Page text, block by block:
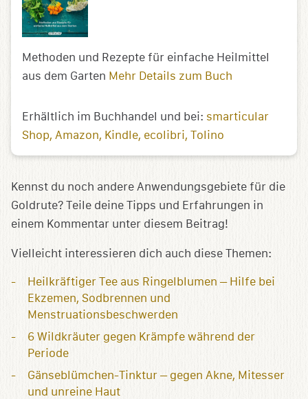
Methoden und Rezepte für einfache Heilmittel
aus dem Garten Mehr Details zum Buch
Erhältlich im Buchhandel und bei: smarticular
Shop Amazon Kindle ecolibri Tolino
Kennst du noch andere Anwendungsgebiete für die
Goldrute? Teile deine Tipps und Erfahrungen in
einem Kommentar unter diesem Beitrag!
Vielleicht interessieren dich auch diese Themen:
Heilkräftiger Tee aus Ringelblumen – Hilfe bei
Ekzemen, Sodbrennen und
Menstruationsbeschwerden
6 Wildkräuter gegen Krämpfe während der
Periode
Gänseblümchen-Tinktur – gegen Akne, Mitesser
und unreine Haut